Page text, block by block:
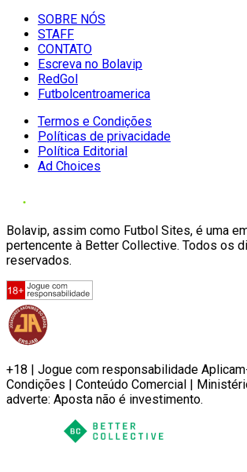
SOBRE NÓS
STAFF
CONTATO
Escreva no Bolavip
RedGol
Futbolcentroamerica
Termos e Condições
Políticas de privacidade
Política Editorial
Ad Choices
Bolavip, assim como Futbol Sites, é uma
pertencente à Better Collective. Todos os
reservados.
+18 | Jogue com responsabilidade
Condições | Conteúdo Comercial |
adverte: Aposta não é investimento.